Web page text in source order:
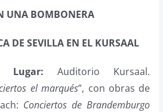
UNA BOMBONERA
DE SEVILLA EN EL KURSAAL
Lugar: Auditorio Kursaal.
el marqués”, con obras de
Conciertos de Brandemburgo